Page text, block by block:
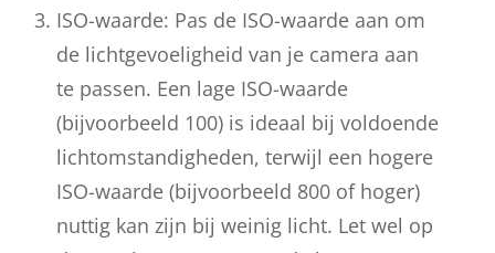
ISO-waarde: Pas de ISO-waarde aan om
de lichtgevoeligheid van je camera aan
te passen. Een lage ISO-waarde
(bijvoorbeeld 100) is ideaal bij voldoende
lichtomstandigheden, terwijl een hogere
ISO-waarde (bijvoorbeeld 800 of hoger)
nuttig kan zijn bij weinig licht. Let wel op